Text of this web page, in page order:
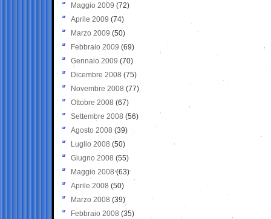
Maggio 2009 (72)
Aprile 2009 (74)
Marzo 2009 (50)
Febbraio 2009 (69)
Gennaio 2009 (70)
Dicembre 2008 (75)
Novembre 2008 (77)
Ottobre 2008 (67)
Settembre 2008 (56)
Agosto 2008 (39)
Luglio 2008 (50)
Giugno 2008 (55)
Maggio 2008(63)
Aprile 2008 (50)
Marzo 2008 (39)
Febbraio 2008 (35)